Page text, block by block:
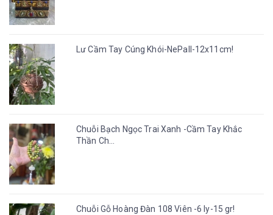
Lư Cầm Tay Cúng Khói-NePall-12x11cm!
Chuỗi Bạch Ngọc Trai Xanh -Cầm Tay Khắc
Thần Ch...
Chuỗi Gỗ Hoàng Đàn 108 Viên -6 ly-15 gr!